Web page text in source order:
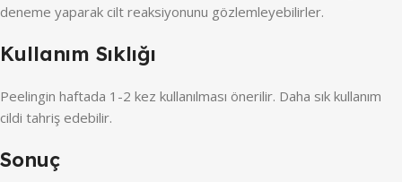
deneme yaparak cilt reaksiyonunu gözlemleyebilirler.
Kullanım Sıklığı
Peelingin haftada 1-2 kez kullanılması önerilir. Daha sık kullanım
cildi tahriş edebilir.
Sonuç